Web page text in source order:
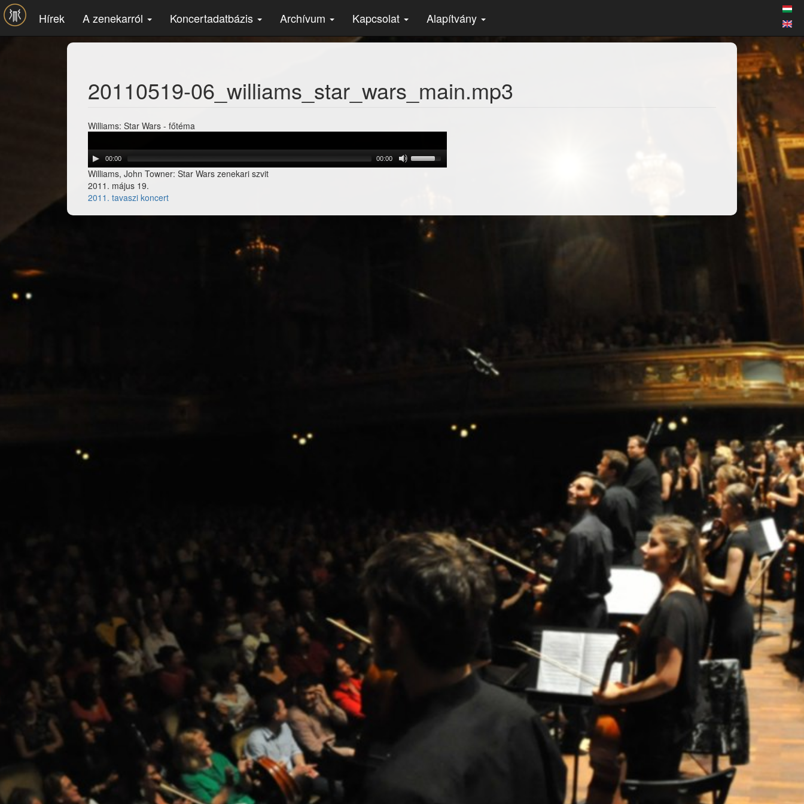
Ugrás a tartalomra
Hírek A zenekarról Koncertadatbázis Archívum Kapcsolat Alapítvány
20110519-06_williams_star_wars_main.mp3
Williams: Star Wars - főtéma
00:00 00:00
Williams, John Towner: Star Wars zenekari szvit
2011. május 19.
2011. tavaszi koncert